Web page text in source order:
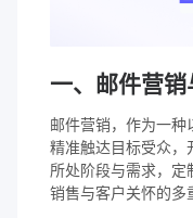
一、邮件营
邮件营销，作为一种
精准触达目标受众，
所处阶段与需求，定
销售与客户关怀的多